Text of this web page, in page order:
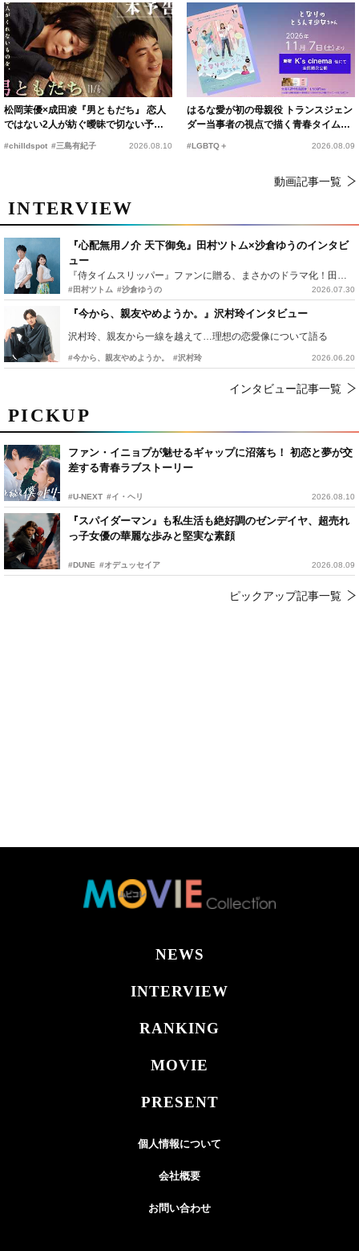
PICKUP
ファン・イニョプが魅せるギャップに沼落ち！ 初恋と夢が交
差する青春ラブストーリー
#U-NEXT #イ・ヘリ 2026.08.10
『スパイダーマン』も私生活も絶好調のゼンデイヤ、超売れ
っ子女優の華麗な歩みと堅実な素顔
#DUNE #オデュッセイア 2026.08.09
ピックアップ記事一覧
松岡茉優×成田凌『男ともだち』 恋人
ではない2人が紡ぐ曖昧で切ない予告
#chilldspot #三島有紀子 2026.08.10
はるな愛が初の母親役 トランスジェン
ダー当事者の視点で描く青春タイムス
#LGBTQ＋ 2026.08.09
動画記事一覧
INTERVIEW
『心配無用ノ介 天下御免』田村ツトム×沙倉ゆうのインタビ
ュー
『侍タイムスリッパー』ファンに贈る、まさかのドラマ化！田村ツトム×沙倉ゆうのが語る『心配無用ノ介』撮影秘話
#田村ツトム #沙倉ゆうの 2026.07.30
『今から、親友やめようか。』沢村玲インタビュー
沢村玲、親友から一線を越えて…理想の恋愛像について語る
#今から、親友やめようか。 #沢村玲 2026.06.20
インタビュー記事一覧
NEWS
INTERVIEW
RANKING
MOVIE
PRESENT
個人情報について
会社概要
お問い合わせ